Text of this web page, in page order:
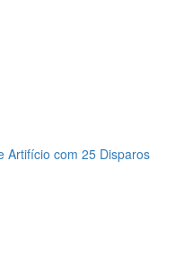
Artifício com 25 Disparos